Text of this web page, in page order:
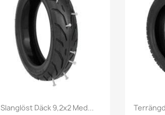
Snabbvy
Slanglöst Däck 9,2x2 Med...